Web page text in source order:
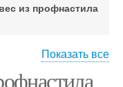
из профнастила
Показать все